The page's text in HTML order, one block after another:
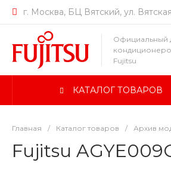
г. Москва, БЦ Вятский, ул.
Официальный
Fujitsu
КАТАЛОГ ТОВАРОВ
Главная / Каталог товаров / Архив
Fujitsu